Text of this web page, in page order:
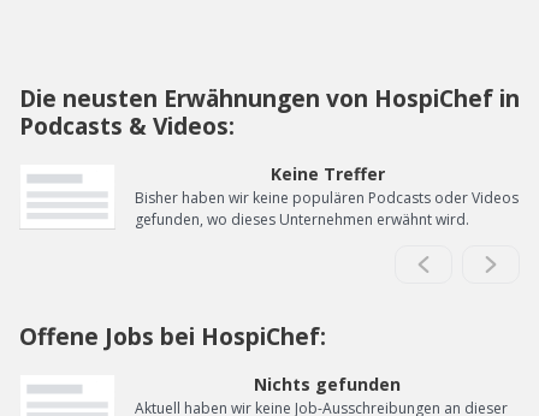
Die neusten Erwähnungen von HospiChef in
Podcasts & Videos:
Keine Treffer
Bisher haben wir keine populären Podcasts oder Videos
gefunden, wo dieses Unternehmen erwähnt wird.
Offene Jobs bei HospiChef:
Nichts gefunden
Aktuell haben wir keine Job-Ausschreibungen an dieser